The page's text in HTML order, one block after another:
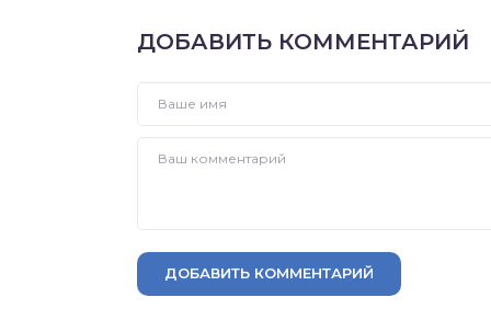
ДОБАВИТЬ КОММЕНТАРИЙ
ДОБАВИТЬ КОММЕНТАРИЙ